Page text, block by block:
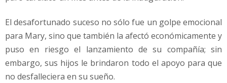
El desafortunado suceso no sólo fue un golpe emocional
para Mary, sino que también la afectó económicamente y
puso en riesgo el lanzamiento de su compañía; sin
embargo, sus hijos le brindaron todo el apoyo para que
no desfalleciera en su sueño.